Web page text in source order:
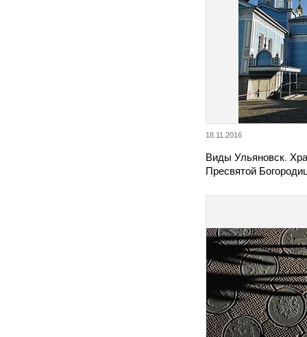
18.11.2016
Виды Ульяновск.
Пресвятой